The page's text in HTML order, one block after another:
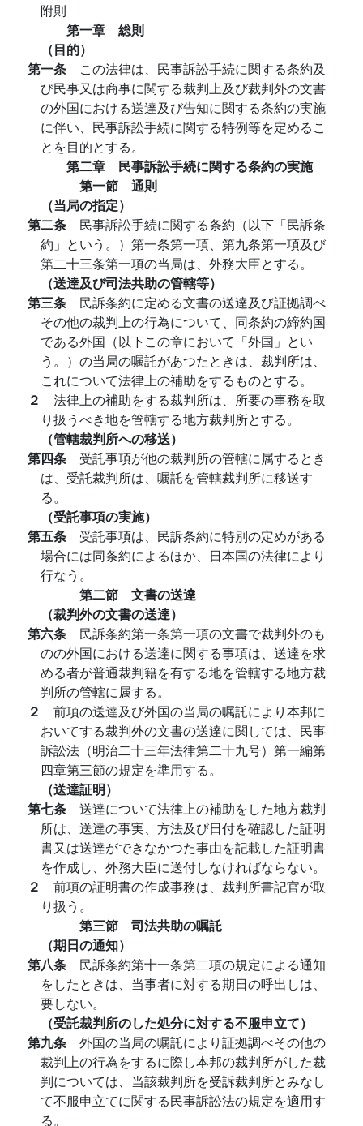
附則
第一章 総則
（目的）
第一条 この法律は、民事訴訟手続に関する条約及
び民事又は商事に関する裁判上及び裁判外の文書
の外国における送達及び告知に関する条約の実施
に伴い、民事訴訟手続に関する特例等を定めるこ
とを目的とする。
第二章 民事訴訟手続に関する条約の実施
第一節 通則
（当局の指定）
第二条 民事訴訟手続に関する条約（以下「民訴条
約」という。）第一条第一項、第九条第一項及び
第二十三条第一項の当局は、外務大臣とする。
（送達及び司法共助の管轄等）
第三条 民訴条約に定める文書の送達及び証拠調べ
その他の裁判上の行為について、同条約の締約国
である外国（以下この章において「外国」とい
う。）の当局の嘱託があつたときは、裁判所は、
これについて法律上の補助をするものとする。
２ 法律上の補助をする裁判所は、所要の事務を取
り扱うべき地を管轄する地方裁判所とする。
（管轄裁判所への移送）
第四条 受託事項が他の裁判所の管轄に属するとき
は、受託裁判所は、嘱託を管轄裁判所に移送す
る。
（受託事項の実施）
第五条 受託事項は、民訴条約に特別の定めがある
場合には同条約によるほか、日本国の法律により
行なう。
第二節 文書の送達
（裁判外の文書の送達）
第六条 民訴条約第一条第一項の文書で裁判外のも
のの外国における送達に関する事項は、送達を求
める者が普通裁判籍を有する地を管轄する地方裁
判所の管轄に属する。
２ 前項の送達及び外国の当局の嘱託により本邦に
おいてする裁判外の文書の送達に関しては、民事
訴訟法（明治二十三年法律第二十九号）第一編第
四章第三節の規定を準用する。
（送達証明）
第七条 送達について法律上の補助をした地方裁判
所は、送達の事実、方法及び日付を確認した証明
書又は送達ができなかつた事由を記載した証明書
を作成し、外務大臣に送付しなければならない。
２ 前項の証明書の作成事務は、裁判所書記官が取
り扱う。
第三節 司法共助の嘱託
（期日の通知）
第八条 民訴条約第十一条第二項の規定による通知
をしたときは、当事者に対する期日の呼出しは、
要しない。
（受託裁判所のした処分に対する不服申立て）
第九条 外国の当局の嘱託により証拠調べその他の
裁判上の行為をするに際し本邦の裁判所がした裁
判については、当該裁判所を受訴裁判所とみなし
て不服申立てに関する民事訴訟法の規定を適用す
る。